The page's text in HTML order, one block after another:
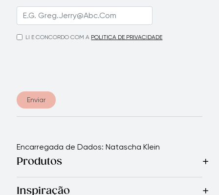
LI E CONCORDO COM A POLITICA DE PRIVACIDADE
Enviar
Encarregada de Dados: Natascha Klein
Produtos
Mais VendidosCozinhaFacasTalheresEletrodomésticos
Inspiração